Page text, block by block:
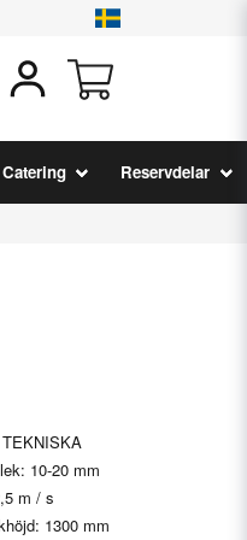
Catering Reservdelar
10-20 mm
m / s
1300 mm